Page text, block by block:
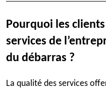
Pourquoi les
services de
du débarras ?
La qualité des services